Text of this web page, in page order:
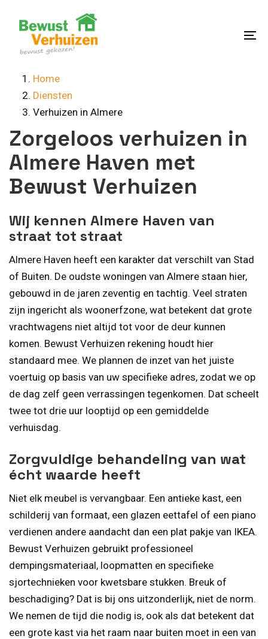
content
Home
Diensten
Verhuizen in Almere
Zorgeloos verhuizen in
Almere Haven met
Bewust Verhuizen
Wij kennen Almere Haven van
straat tot straat
Almere Haven heeft een karakter dat verschilt van Stad
of Buiten. De oudste woningen van Almere staan hier,
gebouwd in de jaren zeventig en tachtig. Veel straten
zijn ingericht als woonerfzone, wat betekent dat grote
vrachtwagens niet altijd tot voor de deur kunnen
komen. Bewust Verhuizen rekening houdt hier
standaard mee. We plannen de inzet van het juiste
voertuig op basis van uw specifieke adres, zodat we op
de dag zelf geen verrassingen tegenkomen. Dat scheelt
twee tot drie uur looptijd op een gemiddelde
verhuisdag.
Zorgvuldige behandeling van wat
écht waarde heeft
Niet elk meubel is vervangbaar. Een antieke kast, een
schilderij van formaat, een glazen eettafel of een piano
verdienen andere aandacht dan een plat pakje van IKEA.
Bewust Verhuizen gebruikt professioneel
dempingsmateriaal, loopmatten en specifieke
sjortechnieken voor kwetsbare stukken. Breuk of
beschadiging? Dat is bij ons uitzonderlijk, niet de norm.
We nemen de tijd die nodig is, ook als dat betekent dat
een grote kast via het raam naar buiten moet in een van